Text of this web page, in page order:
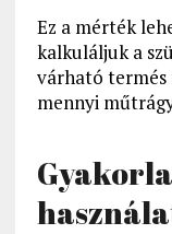
Ez a mérték
kalkuláljuk a
várható termés
mennyi